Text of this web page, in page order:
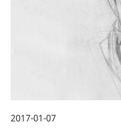
2017-01-07